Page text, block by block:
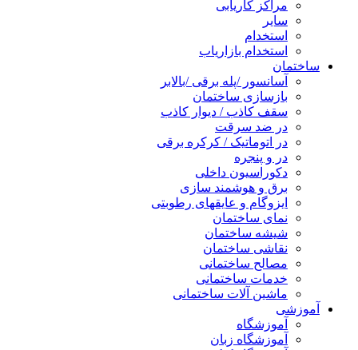
مراکز کاریابی
سایر
استخدام
استخدام بازاریاب
ساختمان
آسانسور /پله برقی /بالابر
بازسازی ساختمان
سقف کاذب / دیوار کاذب
در ضد سرقت
در اتوماتیک / کرکره برقی
در و پنجره
دکوراسیون داخلی
برق و هوشمند سازی
ایزوگام و عایقهای رطوبتی
نمای ساختمان
شیشه ساختمان
نقاشی ساختمان
مصالح ساختمانی
خدمات ساختمانی
ماشین آلات ساختمانی
آموزشی
آموزشگاه
آموزشگاه زبان